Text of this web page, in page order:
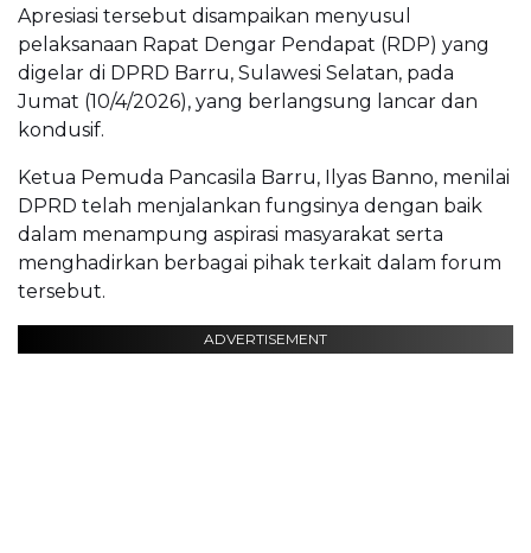
Apresiasi tersebut disampaikan menyusul
pelaksanaan Rapat Dengar Pendapat (RDP) yang
digelar di DPRD Barru, Sulawesi Selatan, pada
Jumat (10/4/2026), yang berlangsung lancar dan
kondusif.
Ketua Pemuda Pancasila Barru, Ilyas Banno, menilai
DPRD telah menjalankan fungsinya dengan baik
dalam menampung aspirasi masyarakat serta
menghadirkan berbagai pihak terkait dalam forum
tersebut.
ADVERTISEMENT